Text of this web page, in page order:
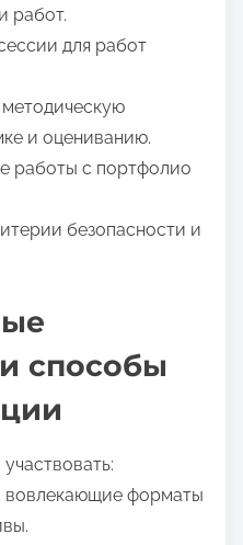
работ.
для работ
и оцениванию.
работы с портфолио
безопасности и
способы
вовлекающие форматы